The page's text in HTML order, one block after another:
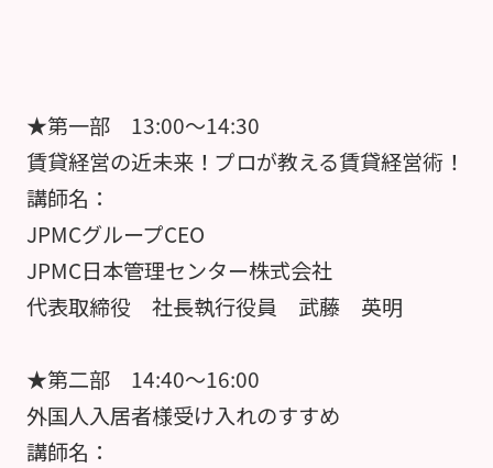
★第一部 13:00～14:30
賃貸経営の近未来！プロが教える賃貸経営術！
講師名：
JPMCグループCEO
JPMC日本管理センター株式会社
代表取締役 社長執行役員 武藤 英明
★第二部 14:40～16:00
外国人入居者様受け入れのすすめ
講師名：